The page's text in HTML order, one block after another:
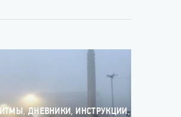
,ДНЕВНИКИ, ИНСТРУКЦИИ,